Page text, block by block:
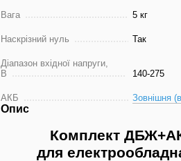
Вага 5 кг
Наскрізний нуль Так
Діапазон вхідної напруги,
В
140-275
АКБ Зовнішня
Опис
Комплект
для